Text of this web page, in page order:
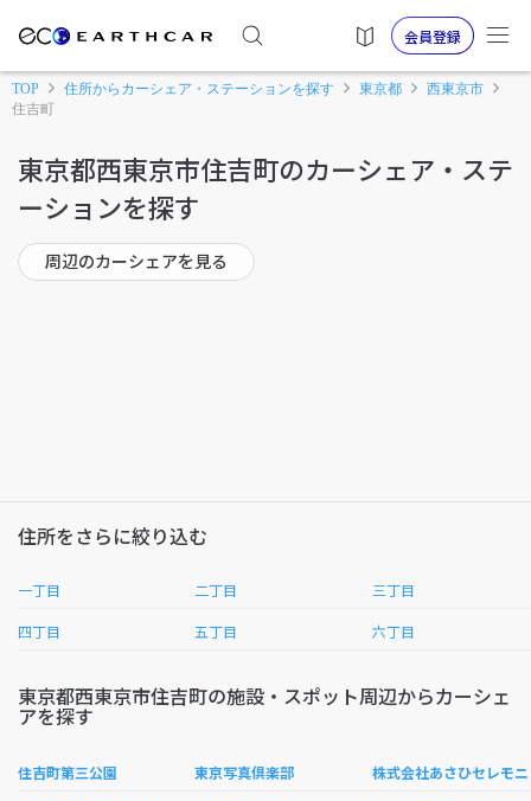
会員登録
TOP 住所からカーシェア・ステーションを探す 東京都
西東京市
住吉町
東京都西東京市住吉町のカーシェア・ステ
ーションを探す
周辺のカーシェアを見る
住所をさらに絞り込む
一丁目 二丁目 三丁目
四丁目 五丁目 六丁目
東京都西東京市住吉町の施設・スポット周辺からカーシェ
アを探す
住吉町第三公園 東京写真倶楽部